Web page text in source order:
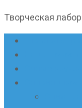
Творческая